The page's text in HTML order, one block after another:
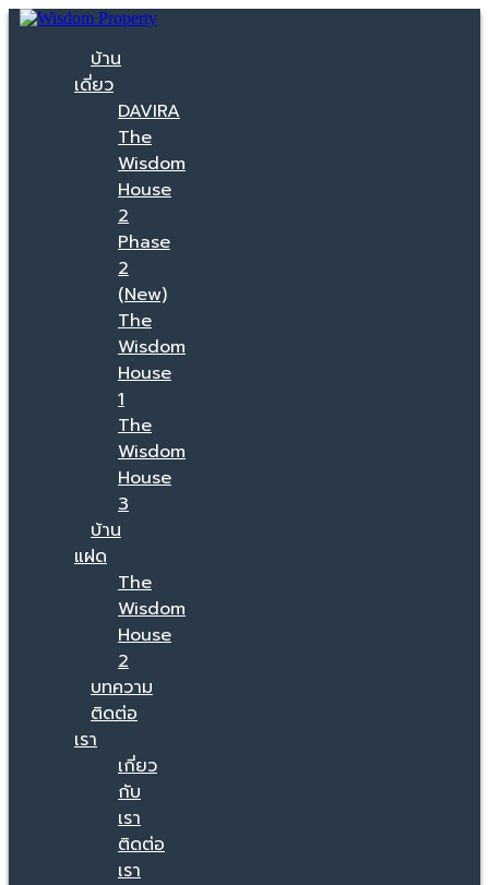
บ้าน
เดี่ยว
DAVIRA
The
Wisdom
House
2
Phase
2
(New)
The
Wisdom
House
1
The
Wisdom
House
3
บ้าน
แฝด
The
Wisdom
House
2
บทความ
ติดต่อ
เรา
เกี่ยว
กับ
เรา
ติดต่อ
เรา